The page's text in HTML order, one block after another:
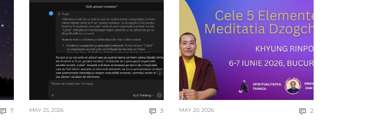
 7 Comments
MAY 25, 2026  3 Comments
MAY 20, 2026  2